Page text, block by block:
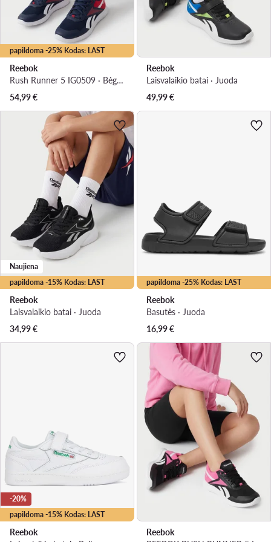
papildoma -25% Kodas: LAST
Reebok
Rush Runner 5 IG0509 · Bėgimo batai
54,99€
Reebok
Laisvalaikio batai · Juoda
49,99€
papildoma -15% Kodas: LAST
Naujiena
Reebok
Laisvalaikio batai · Juoda
34,99€
papildoma -25% Kodas: LAST
Reebok
Basutės · Juoda
16,99€
papildoma -15% Kodas: LAST
-20%
Reebok
Reebok